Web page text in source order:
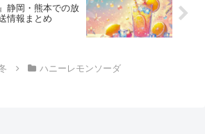
静岡・熊本での放
情報まとめ
ハニーレモンソーダ